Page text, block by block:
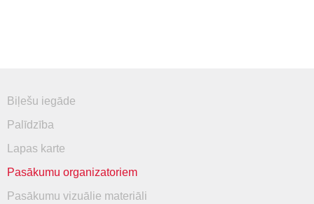
Biļešu iegāde
Palīdzība
Lapas karte
Pasākumu organizatoriem
Pasākumu vizuālie materiāli